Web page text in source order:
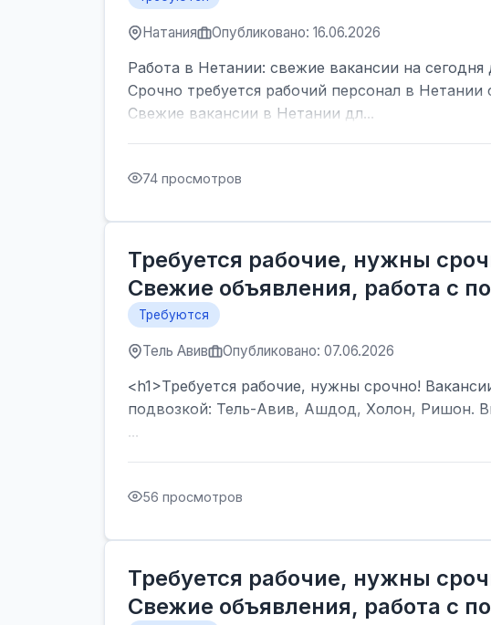
Натания Опубликовано: 16.06.2026
Работа в Нетании: свежие вакансии на
Срочно требуется рабочий персонал в
Свежие вакансии в Нетании дл...
74 просмотров
Требуется рабочие, нужны
Свежие объявления, работа с
Требуются
Тель Авив Опубликовано: 07.06.2026
<h1>Требуется рабочие, нужны срочно!
подвозкой: Тель-Авив, Ашдод, Холон, Ришон.
...
56 просмотров
Требуется рабочие, нужны
Свежие объявления, работа с